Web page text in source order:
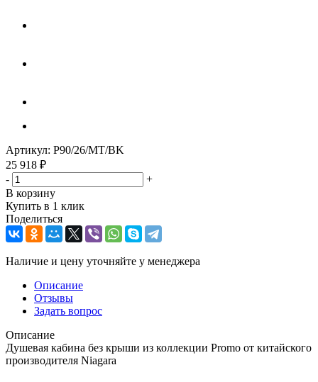
Артикул: P90/26/MT/BK
25 918 ₽
-
+
В корзину
Купить в 1 клик
Поделиться
Наличие и цену уточняйте у менеджера
Описание
Отзывы
Задать вопрос
Описание
Душевая кабина без крыши из коллекции Promo от китайского
производителя Niagara